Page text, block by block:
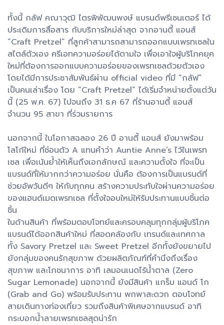
ทั้งนี้ กลัฟ คณาวุฒิ ไตรพิพัฒนพงษ์ แบรนด์พรีเซนเตอร์ ได้
ประเดิมการสื่อสาร กับบริการใหม่ล่าสุด จากอานตี้ แอนส์
“Craft Pretzel” ที่ลูกค้าสามารถสามารถออกแบบเพรทเซลใน
สไตล์ตัวเอง ครีเอทความอร่อยได้ตามใจ เพื่อเอาใจผู้บริโภคยุค
ใหม่ที่ต้องการออกแบบความอร่อยของเพรทเซลด้วยตัวเอง
โดยได้มีการประชาสัมพันธ์ผ่าน official video ที่มี “กลัฟ”
เป็นคนเล่าเรื่อง โดย “Craft Pretzel” ได้เริ่มจำหน่ายตั้งแต่วัน
นี้ (25 พ.ค. 67) ไปจนถึง 31 ธ.ค 67 ที่ร้านอานตี้ แอนส์
จำนวน 95 สาขา ที่ร่วมรายการ
นอกจากนี้ ในโอกาสฉลอง 26 ปี อานตี้ แอนส์ ยังมาพร้อม
โลโก้ใหม่ ที่ซ่อนตัว A แทนคำว่า Auntie Anne’s ไว้ในเพรท
เซล เพื่อเน้นย้ำให้เห็นถึงเอกลักษณ์ และความตั้งใจ ที่จะเป็น
แบรนด์ที่ให้มากกว่าความอร่อย นั่นคือ ต้องการเป็นแบรนด์ที่
ช่วยอัพวันดีๆ ให้กับทุกคน สร้างความประทับใจผ่านความอร่อย
ของแฮนด์เมดเพรทเซล ที่ตั้งใจอบใหม่ให้รับประทานแบบชิ้นต่อ
ชิ้น
ในด้านสินค้า ที่พร้อมตอบโจทย์และครอบคลุมทุกกลุ่มผู้บริโภค
แบรนด์ได้ออกสินค้าใหม่ ที่สอดคล้องกับ เทรนด์และเทศกาล
ทั้ง Savory Pretzel และ Sweet Pretzel อีกทั้งยังขยายไป
ยังกลุ่มของคนรักสุขภาพ ด้วยผลิตภัณฑ์ที่คำนึงถึงเรื่อง
สุขภาพ และโภชนาการ อาทิ เลมอนเนดไร้น้ำตาล (Zero
Sugar Lemonade) นอกจากนี้ ยังมีสินค้า แกร็บ แอนด์ โก
(Grab and Go) พร้อมรับประทาน พกพาสะดวก ตอบโจทย์
สายเดินทางท่องเที่ยว รวมถึงสินค้าพิเศษจากแบรนด์ อาทิ
กระบอกน้ำลายเพรทเซลสุดน่ารัก